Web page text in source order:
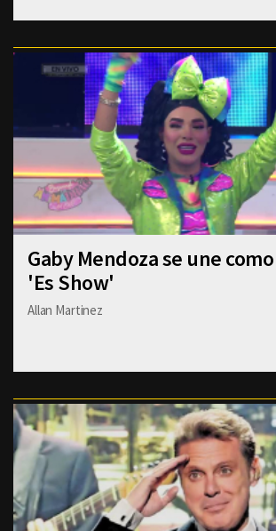
Gaby Mendoza se une
'Es Show'
Allan Martinez